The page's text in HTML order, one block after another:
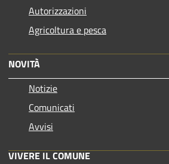
Autorizzazioni
Agricoltura e pesca
NOVITÀ
Notizie
Comunicati
Avvisi
VIVERE IL COMUNE